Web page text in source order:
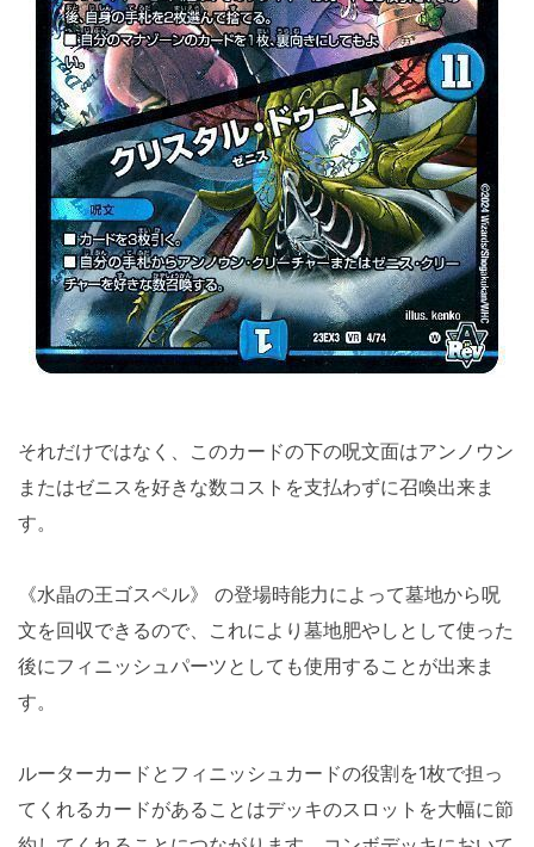
それだけではなく、このカードの下の呪文面はアンノウン
またはゼニスを好きな数コストを支払わずに召喚出来ま
す。
《水晶の王ゴスペル》 の登場時能力によって墓地から呪
文を回収できるので、これにより墓地肥やしとして使った
後にフィニッシュパーツとしても使用することが出来ま
す。
ルーターカードとフィニッシュカードの役割を1枚で担っ
てくれるカードがあることはデッキのスロットを大幅に節